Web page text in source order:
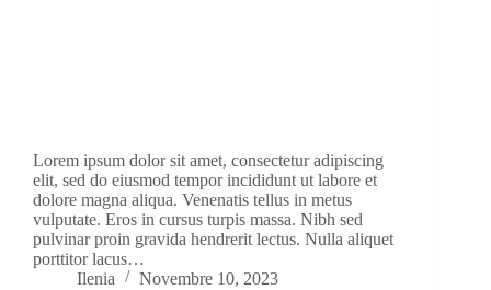
Lorem ipsum dolor sit amet, consectetur adipiscing
elit, sed do eiusmod tempor incididunt ut labore et
dolore magna aliqua. Venenatis tellus in metus
vulputate. Eros in cursus turpis massa. Nibh sed
pulvinar proin gravida hendrerit lectus. Nulla aliquet
porttitor lacus…
Ilenia
Novembre 10, 2023